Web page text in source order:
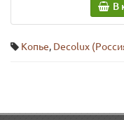
В
Копье, Decolux